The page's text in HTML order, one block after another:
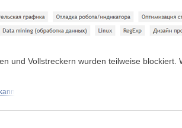
und Vollstreckern wurden teilweise blockiert.